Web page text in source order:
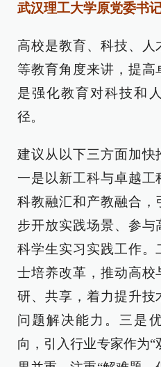
武汉理工大学原党委书
高校是教育、科技、人
等教育角度来讲，提高
是强化教育对科技和
径。
建议从以下三方面加快
一是以新工科与卓越
科教融汇和产教融合，
步开放实践场景、参与
科学生实习实践工作
士培养改革，推动高
研、共享，着力提升技
问题解决能力。三是
向，引入行业专家作为